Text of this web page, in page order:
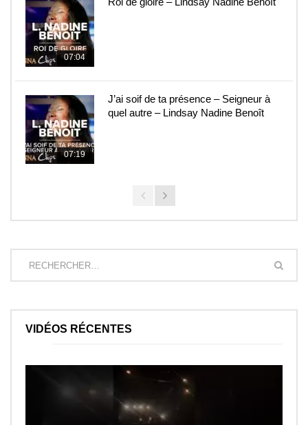
07:04
07:19
J’ai soif de ta présence – Seigneur à
quel autre – Lindsay Nadine Benoît
VIDÉOS RÉCENTES